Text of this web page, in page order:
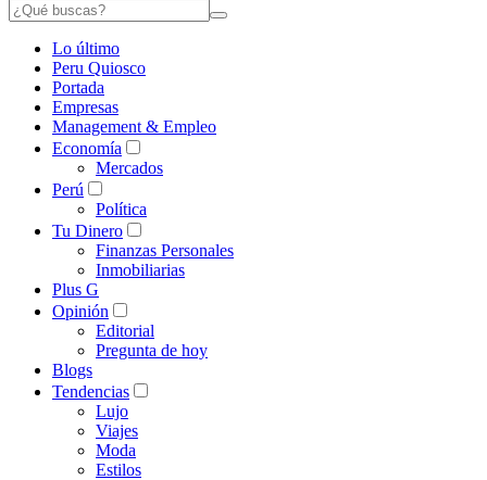
Lo último
Peru Quiosco
Portada
Empresas
Management & Empleo
Economía
Mercados
Perú
Política
Tu Dinero
Finanzas Personales
Inmobiliarias
Plus G
Opinión
Editorial
Pregunta de hoy
Blogs
Tendencias
Lujo
Viajes
Moda
Estilos